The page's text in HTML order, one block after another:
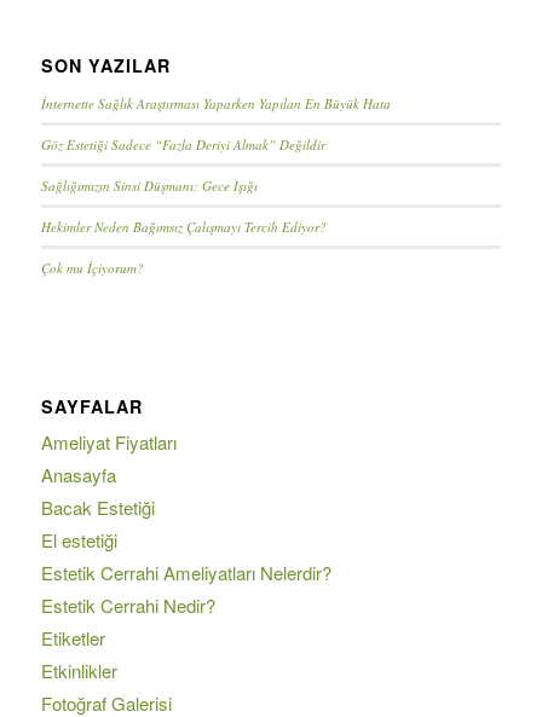
SON YAZILAR
İnternette Sağlık Araştırması Yaparken Yapılan En Büyük Hata
Göz Estetiği Sadece “Fazla Deriyi Almak” Değildir
Sağlığımızın Sinsi Düşmanı: Gece Işığı
Hekimler Neden Bağımsız Çalışmayı Tercih Ediyor?
Çok mu İçiyorum?
SAYFALAR
Ameliyat Fiyatları
Anasayfa
Bacak Estetiği
El estetiği
Estetik Cerrahi Ameliyatları Nelerdir?
Estetik Cerrahi Nedir?
Etiketler
Etkinlikler
Fotoğraf Galerisi